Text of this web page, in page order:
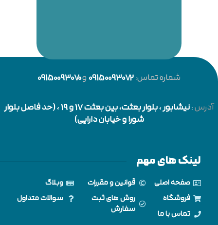
شماره تماس:09150093072و09150093070
آدرس:نیشابور
، بلوار بعثت، بین بعثت 17 و 19 ، (حد فاصل بلوار
شورا و خیابان دارایی)
لینک های مهم
صفحه اصلی
فروشگاه
تماس با ما
قوانین و مقررات
روش های ثبت
سفارش
وبلاگ
سوالات متداول